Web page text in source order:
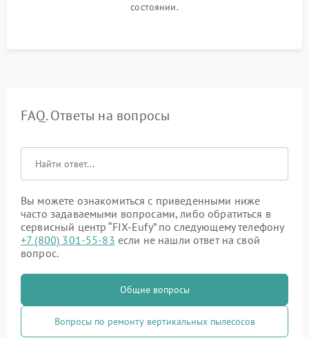
состоянии.
FAQ. Ответы на вопросы
Вы можете ознакомиться с приведенными ниже
часто задаваемыми вопросами, либо обратиться в
сервисный центр “FIX-Eufy” по следующему телефону
+7 (800) 301-55-83 если не нашли ответ на свой
вопрос.
Общие вопросы
Вопросы по ремонту вертикальных пылесосов